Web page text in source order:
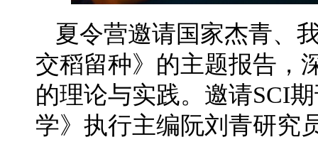
夏令营邀请国家杰青、
交稻留种》的主题报告，
的理论与实践。邀请SCI
学》执行主编阮刘青研究